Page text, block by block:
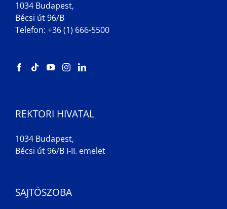
1034 Budapest,
Bécsi út 96/B
Telefon: +36 (1) 666-5500
REKTORI HIVATAL
1034 Budapest,
Bécsi út 96/B I-II. emelet
SAJTÓSZOBA